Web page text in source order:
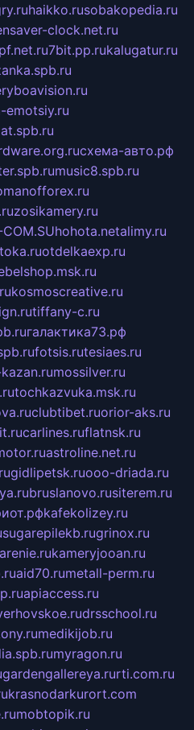
haikko.rusobakopedia.ru
clock.net.ru
7bit.pp.rukalugatur.ru
emotsiy.ru
схема-авто.рф
music8.spb.ru
zosikamery.ru
hohota.netalimy.ru
otdelkaexp.ru
kosmoscreative.ru
tiffany-c.ru
галактика73.рф
fotsis.rutesiaes.ru
mossilver.ru
tochkazvuka.msk.ru
clubtibet.ruorior-aks.ru
carlines.ruflatnsk.ru
astroline.net.ru
gidlipetsk.ruooo-driada.ru
bruslanovo.rusiterem.ru
kafekolizey.ru
sugarepilekb.rugrinox.ru
kameryjooan.ru
aid70.rumetall-perm.ru
apiaccess.ru
drsschool.ru
medikijob.ru
myragon.ru
gardengallereya.rurti.com.ru
krasnodarkurort.com
mobtopik.ru